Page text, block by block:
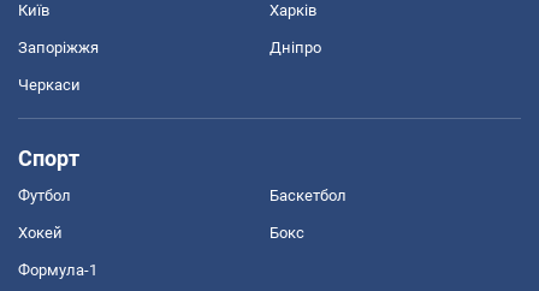
Київ Харків
Запоріжжя Дніпро
Черкаси
Спорт
Футбол Баскетбол
Хокей Бокс
Формула-1